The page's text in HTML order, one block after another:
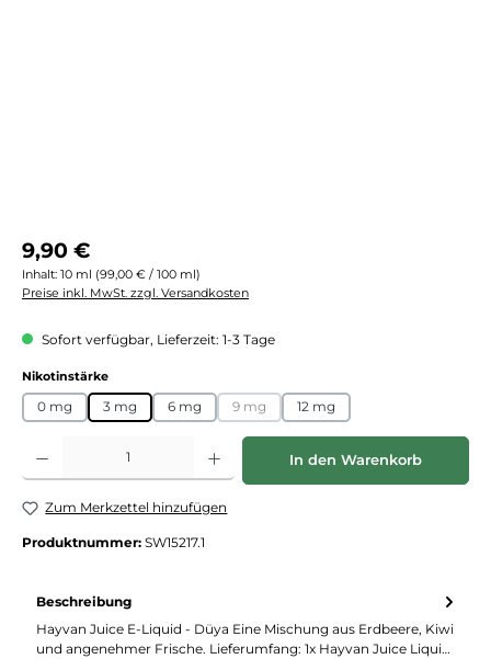
Regulärer Preis:
9,90 €
Inhalt: 10 ml (99,00 € / 100 ml)
Preise inkl. MwSt. zzgl. Versandkosten
Sofort verfügbar, Lieferzeit: 1-3 Tage
Nikotinstärkeauswählen
0 mg 3 mg 6 mg 9 mg
(Diese Option ist zurzeit nicht verfügbar.)
12 mg
Produkt Anzahl: Gib den gewünschten Wert ein oder benutze die
In den Warenkorb
Zum Merkzettel hinzufügen
Produktnummer: SW15217.1
Beschreibung
Hayvan Juice E-Liquid - Düya Eine Mischung aus Erdbeere, Kiwi
und angenehmer Frische. Lieferumfang: 1x Hayvan Juice Liqui…